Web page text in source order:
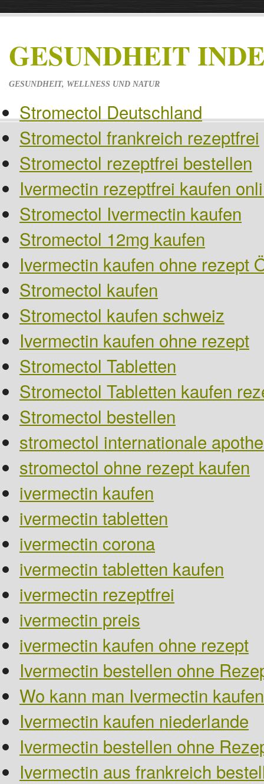
GESUNDHEIT
GESUNDHEIT, WELLNESS UND NATUR
Stromectol Deutschland
Stromectol frankreich rezeptfrei
Stromectol rezeptfrei bestellen
Ivermectin rezeptfrei kaufen
Stromectol Ivermectin kaufen
Stromectol 12mg kaufen
Ivermectin kaufen ohne rezept
Stromectol kaufen
Stromectol kaufen schweiz
Ivermectin kaufen ohne rezept
Stromectol Tabletten
Stromectol Tabletten kaufen
Stromectol bestellen
stromectol internationale
stromectol ohne rezept kaufen
ivermectin kaufen
ivermectin tabletten
ivermectin corona
ivermectin tabletten kaufen
ivermectin rezeptfrei
ivermectin preis
ivermectin kaufen ohne rezept
Ivermectin bestellen ohne
Wo kann man Ivermectin kaufen
Ivermectin kaufen niederlande
Ivermectin bestellen ohne
Ivermectin aus frankreich